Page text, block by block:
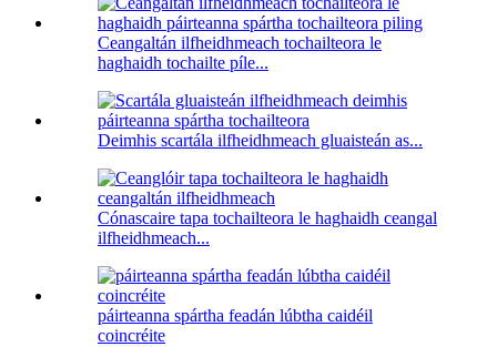
Ceangaltán ilfheidhmeach tochailteora le
haghaidh tochailte píle...
Deimhis scartála ilfheidhmeach gluaisteán as...
Cónascaire tapa tochailteora le haghaidh ceangal
ilfheidhmeach...
páirteanna spártha feadán lúbtha caidéil
coincréite